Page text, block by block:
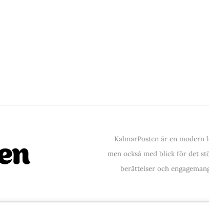
KalmarPosten är en modern
men också med blick för det
berättelser och